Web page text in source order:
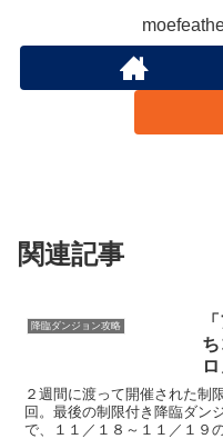
関連記事
降臨ダンジョン攻略
２週間に渡って開催された制
回。最後の制限付き降臨ダン
で、１１／１８～１１／１９